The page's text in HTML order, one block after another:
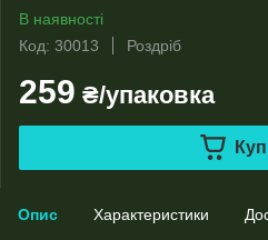
В наявності
Код: 30013
Роздріб
259 ₴/упаковка
Опис Характеристики